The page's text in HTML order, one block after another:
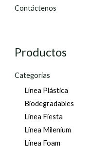
Contáctenos
Productos
Categorías
Línea Plástica
Biodegradables
Línea Fiesta
Línea Milenium
Línea Foam